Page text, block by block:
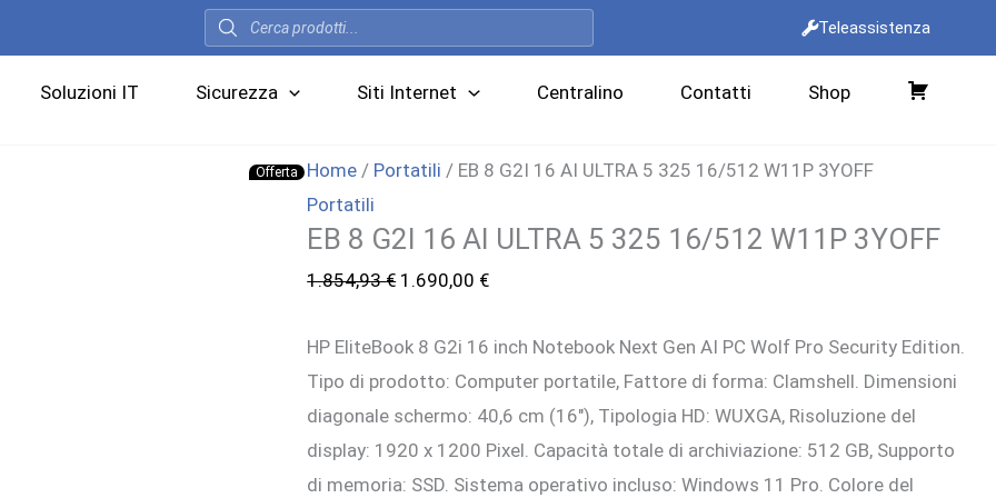
Products
search
Teleassistenza
Soluzioni IT Sicurezza Siti Internet Centralino Contatti Shop
e
o
Offerta Home / Portatili / EB 8 G2I 16 AI ULTRA 5 325 16/512 W11P 3YOFF
Portatili
EB 8 G2I 16 AI ULTRA 5 325 16/512 W11P 3YOFF
1.854,93€ Il
originale
era:
1.854,93 €.
1.690,00 €Il
attuale
è:
1.690,00 €.
HP EliteBook 8 G2i 16 inch Notebook Next Gen AI PC Wolf Pro Security Edition.
Tipo di prodotto: Computer portatile, Fattore di forma: Clamshell. Dimensioni
diagonale schermo: 40,6 cm (16″), Tipologia HD: WUXGA, Risoluzione del
display: 1920 x 1200 Pixel. Capacità totale di archiviazione: 512 GB, Supporto
di memoria: SSD. Sistema operativo incluso: Windows 11 Pro. Colore del